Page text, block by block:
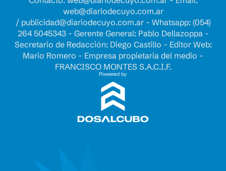
web@diariodecuyo.com.ar
/ publicidad@diariodecuyo.com.ar- Whatsapp: (054)
264 5045343 - Gerente General: Pablo Dellazoppa -
Secretario de Redacción: Diego Castillo - Editor Web:
Mario Romero - Empresa propietaria del medio -
FRANCISCO MONTES S.A.C.I.F.